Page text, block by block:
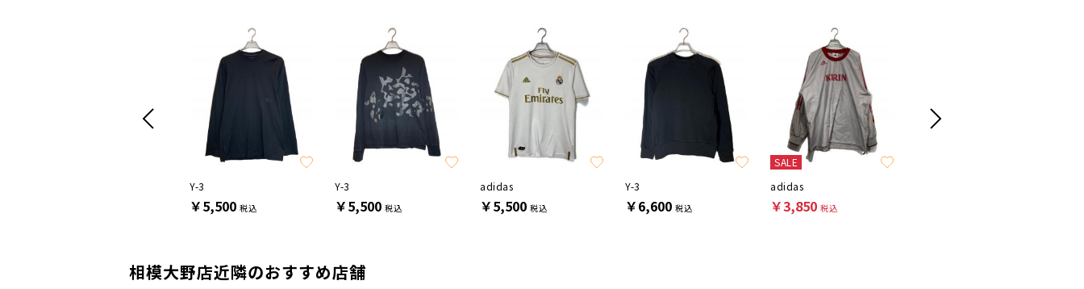
Y-3
￥5,500 税込
Y-3
￥5,500 税込
adidas
￥5,500 税込
Y-3
￥6,600 税込
SALE
adidas
￥3,850 税込
相模大野店近隣のおすすめ店舗